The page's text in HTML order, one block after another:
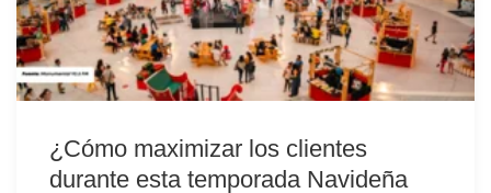
¿Cómo maximizar los clientes
durante esta temporada Navideña